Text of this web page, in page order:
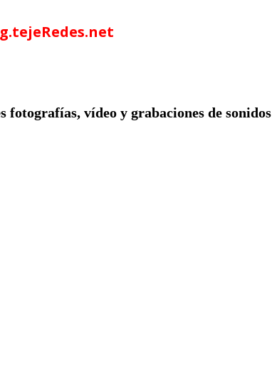
fotografías, vídeo y grabaciones de sonidos